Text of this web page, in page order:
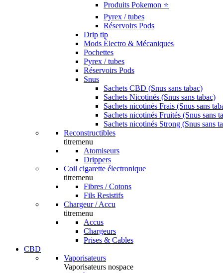
Produits Pokemon ⭐️
Pyrex / tubes
Réservoirs Pods
Drip tip
Mods Électro & Mécaniques
Pochettes
Pyrex / tubes
Réservoirs Pods
Snus
Sachets CBD (Snus sans tabac)
Sachets Nicotinés (Snus sans tabac)
Sachets nicotinés Frais (Snus sans
Sachets nicotinés Fruités (Snus sans
Sachets nicotinés Strong (Snus sans
Reconstructibles
titremenu
Atomiseurs
Drippers
Coil cigarette électronique
titremenu
Fibres / Cotons
Fils Resistifs
Chargeur / Accu
titremenu
Accus
Chargeurs
Prises & Cables
CBD
Vaporisateurs
Vaporisateurs nospace